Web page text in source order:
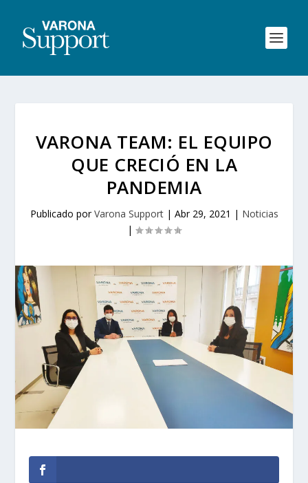
VARONA TEAM: EL EQUIPO
QUE CRECIÓ EN LA
PANDEMIA
Publicado porVarona Support| Abr 29, 2021 | Noticias
|